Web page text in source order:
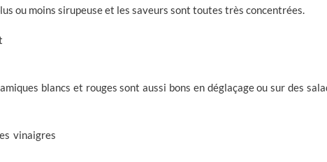
ou moins sirupeuse et les saveurs sont toutes très concentrées.
blancs et rouges sont aussi bons en déglaçage ou sur des